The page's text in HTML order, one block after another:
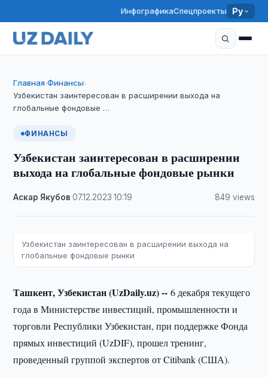
ИнфографикаСпецпроекты Ру
Главная›Финансы›
Узбекистан заинтересован в расширении выхода на
глобальные фондовые …
ФИНАНСЫ
Узбекистан заинтересован в расширении
выхода на глобальные фондовые рынки
Аскар Якубов ·07.12.2023 ·10:19 849 views
Узбекистан заинтересован в расширении выхода на
глобальные фондовые рынки
Ташкент, Узбекистан (UzDaily.uz) -- 6 декабря текущего
года в Министерстве инвестиций, промышленности и
торговли Республики Узбекистан, при поддержке Фонда
прямых инвестиций (UzDIF), прошел тренинг,
проведенный группой экспертов от Citibank (США).